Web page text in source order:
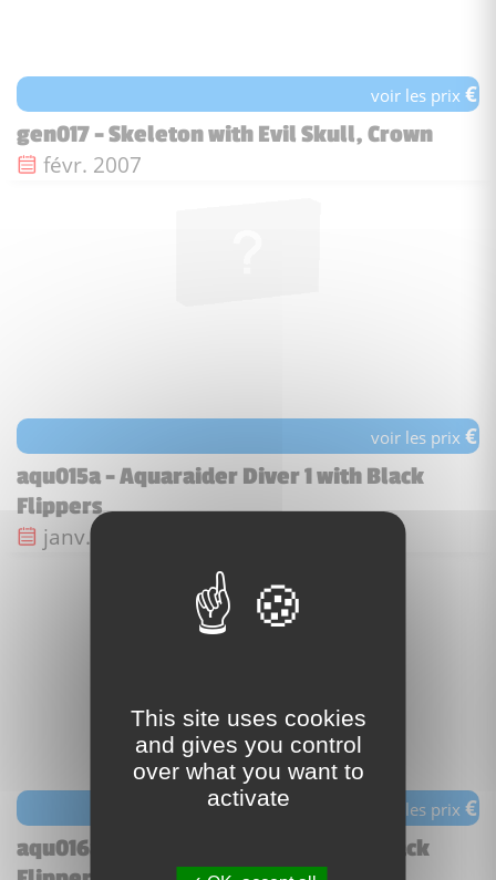
voir les prix€
gen017 - Skeleton with Evil Skull, Crown
Date de sortie :
févr. 2007
voir les prix €
aqu015a - Aquaraider Diver 1 with Black
Flippers
Date de sortie :
janv. 2007
voir les prix €
aqu016a - Aquaraider Diver 2 with Black
This site uses cookies
and gives you control
over what you want to
activate